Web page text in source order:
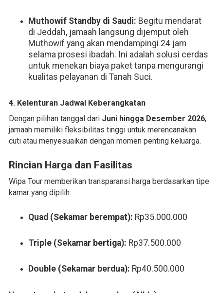
Muthowif Standby di Saudi: Begitu mendarat
di Jeddah, jamaah langsung dijemput oleh
Muthowif yang akan mendampingi 24 jam
selama prosesi ibadah. Ini adalah solusi cerdas
untuk menekan biaya paket tanpa mengurangi
kualitas pelayanan di Tanah Suci.
4. Kelenturan Jadwal Keberangkatan
Dengan pilihan tanggal dari Juni hingga Desember 2026,
jamaah memiliki fleksibilitas tinggi untuk merencanakan
cuti atau menyesuaikan dengan momen penting keluarga.
Rincian Harga dan Fasilitas
Wipa Tour memberikan transparansi harga berdasarkan tipe
kamar yang dipilih:
Quad (Sekamar berempat): Rp35.000.000
Triple (Sekamar bertiga): Rp37.500.000
Double (Sekamar berdua): Rp40.500.000